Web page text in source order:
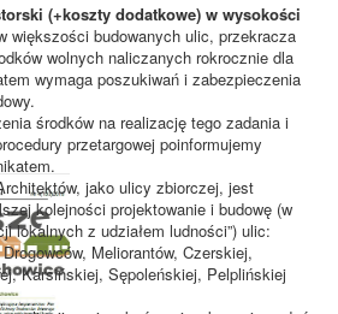
(+koszty dodatkowe) w wysokości
większości budowanych ulic, przekracza
wolnych naliczanych rokrocznie dla
wymaga poszukiwań i zabezpieczenia
środków na realizację tego zadania i
przetargowej poinformujemy
jako ulicy zbiorczej, jest
kolejności projektowanie i budowę (w
lokalnych z udziałem ludności”) ulic:
Meliorantów, Czerskiej,
Karsińskiej, Sępoleńskiej, Pelplińskiej